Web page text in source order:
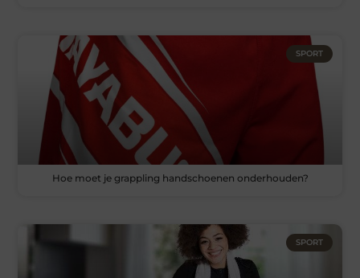
SPORT
Hoe moet je grappling handschoenen onderhouden?
SPORT